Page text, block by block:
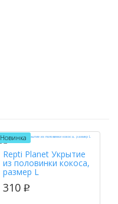
Новинка
Repti Planet Укрытие
из половинки кокоса,
размер L
310 p